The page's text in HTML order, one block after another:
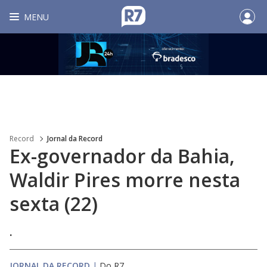
MENU
Record Jornal da Record
Ex-governador da Bahia,
Waldir Pires morre nesta
sexta (22)
.